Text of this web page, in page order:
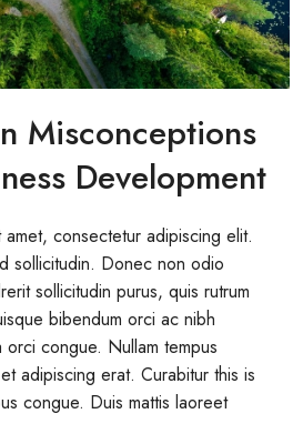
Misconceptions
Development
consectetur adipiscing elit.
sollicitudin. Donec non odio
sollicitudin purus, quis rutrum
bibendum orci ac nibh
orci congue. Nullam tempus
adipiscing erat. Curabitur this is
congue. Duis mattis laoreet